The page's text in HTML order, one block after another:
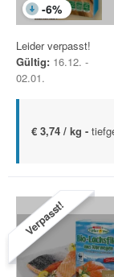
-6%
Leider verpasst!
Gültig: 16.12. -
02.01.
€ 3,74 / kg -
Verpasst!